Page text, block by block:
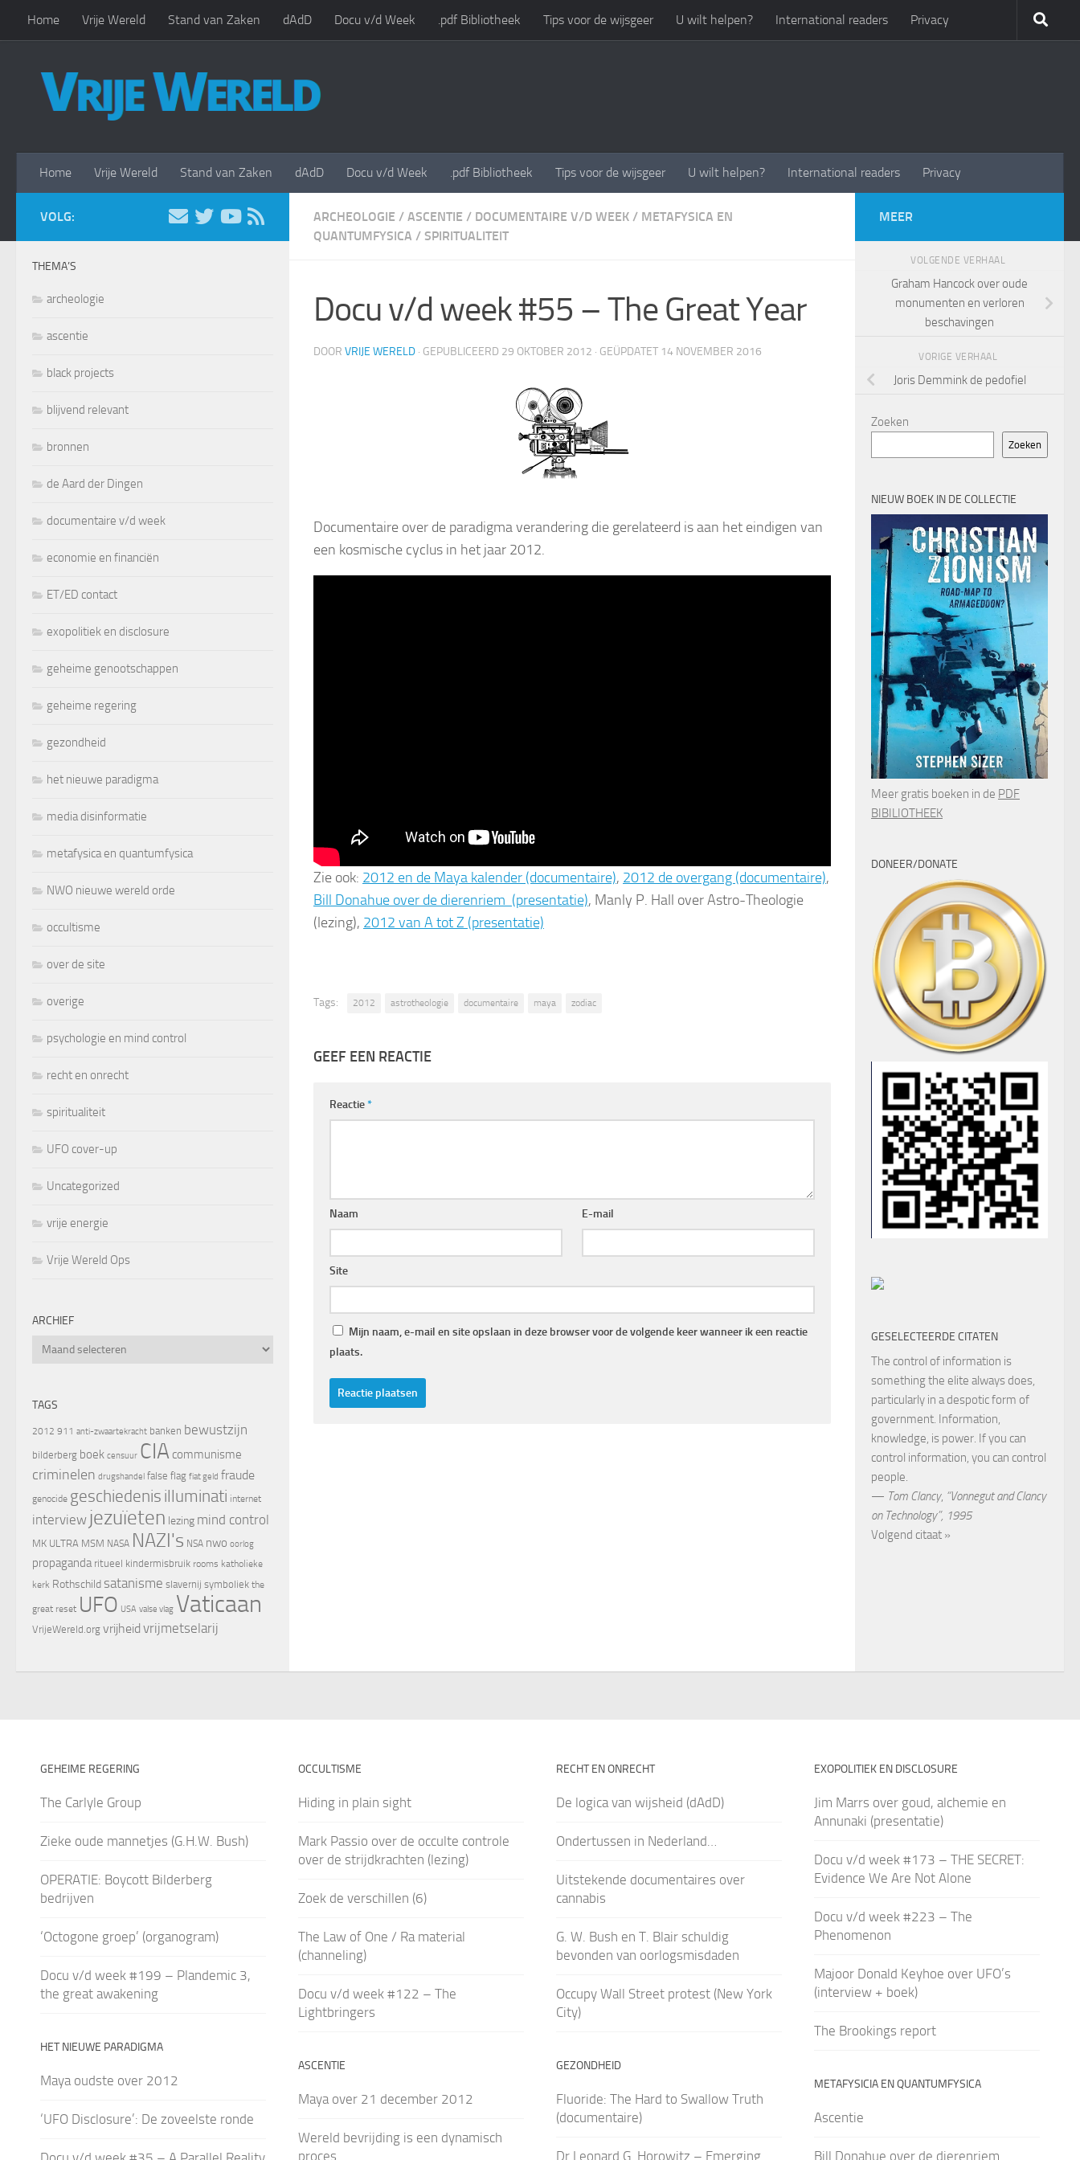
Doorgaan naar inhoud
Home Vrije Wereld Stand van Zaken dAdD Docu v/d Week .pdf Bibliotheek Tips voor de wijsgeer U wilt helpen? International readers Privacy
Home Vrije Wereld Stand van Zaken dAdD Docu v/d Week .pdf Bibliotheek Tips voor de wijsgeer U wilt helpen? International readers Privacy
ARCHEOLOGIE / ASCENTIE / DOCUMENTAIRE V/D WEEK / METAFYSICA EN
QUANTUMFYSICA / SPIRITUALITEIT
Docu v/d week #55 – The Great Year
DOOR VRIJE WERELD · GEPUBLICEERD 29 OKTOBER 2012 · GEÜPDATET 14 NOVEMBER 2016
Documentaire over de paradigma verandering die gerelateerd is aan het eindigen van
een kosmische cyclus in het jaar 2012.
Zie ook: 2012 en de Maya kalender (documentaire), 2012 de overgang (documentaire),
Bill Donahue over de dierenriem (presentatie), Manly P. Hall over Astro-Theologie
(lezing), 2012 van A tot Z (presentatie)
Tags: 2012 astrotheologie documentaire maya zodiac
GEEF EEN REACTIE
Reactie*
Naam E-mail
Site
Mijn naam, e-mail en site opslaan in deze browser voor de volgende keer wanneer ik een reactie
plaats.
VOLG:
THEMA’S
archeologie
ascentie
black projects
blijvend relevant
bronnen
de Aard der Dingen
documentaire v/d week
economie en financiën
ET/ED contact
exopolitiek en disclosure
geheime genootschappen
geheime regering
gezondheid
het nieuwe paradigma
media disinformatie
metafysica en quantumfysica
NWO nieuwe wereld orde
occultisme
over de site
overige
psychologie en mind control
recht en onrecht
spiritualiteit
UFO cover-up
Uncategorized
vrije energie
Vrije Wereld Ops
ARCHIEF
Archief
TAGS
2012 911 anti-zwaartekracht banken bewustzijn
bilderberg boek censuur CIA communisme
criminelen drugshandel false flag fiat geld fraude
genocide geschiedenis illuminati internet
interview jezuïeten lezing mind control
MK ULTRA MSM NASA NAZI's NSA nwo oorlog
propaganda ritueel kindermisbruik rooms katholieke
kerk Rothschild satanisme slavernij symboliek the
great reset UFO USA valse vlag Vaticaan
VrijeWereld.org vrijheid vrijmetselarij
MEER
VOLGENDE VERHAAL
Graham Hancock over oude
monumenten en verloren
beschavingen
VORIGE VERHAAL
Joris Demmink de pedofiel
Zoeken
Zoeken
NIEUW BOEK IN DE COLLECTIE
Meer gratis boeken in de PDF
BIBILIOTHEEK
DONEER/DONATE
GESELECTEERDE CITATEN
The control of information is
something the elite always does,
particularly in a despotic form of
government. Information,
knowledge, is power. If you can
control information, you can control
people.
— Tom Clancy, “Vonnegut and Clancy
on Technology”, 1995
Volgend citaat »
GEHEIME REGERING
The Carlyle Group
Zieke oude mannetjes (G.H.W. Bush)
OPERATIE: Boycott Bilderberg
bedrijven
‘Octogone groep’ (organogram)
Docu v/d week #199 – Plandemic 3,
the great awakening
HET NIEUWE PARADIGMA
Maya oudste over 2012
‘UFO Disclosure’: De zoveelste ronde
OCCULTISME
Hiding in plain sight
Mark Passio over de occulte controle
over de strijdkrachten (lezing)
Zoek de verschillen (6)
The Law of One / Ra material
(channeling)
Docu v/d week #122 – The
Lightbringers
ASCENTIE
Maya over 21 december 2012
Wereld bevrijding is een dynamisch
proces
RECHT EN ONRECHT
De logica van wijsheid (dAdD)
Ondertussen in Nederland…
Uitstekende documentaires over
cannabis
G. W. Bush en T. Blair schuldig
bevonden van oorlogsmisdaden
Occupy Wall Street protest (New York
City)
GEZONDHEID
Fluoride: The Hard to Swallow Truth
(documentaire)
Dr Leonard G. Horowitz – Emerging
EXOPOLITIEK EN DISCLOSURE
Jim Marrs over goud, alchemie en
Annunaki (presentatie)
Docu v/d week #173 – THE SECRET:
Evidence We Are Not Alone
Docu v/d week #223 – The
Phenomenon
Majoor Donald Keyhoe over UFO’s
(interview + boek)
The Brookings report
METAFYSICIA EN QUANTUMFYSICA
Ascentie
Bill Donahue over de dierenriem